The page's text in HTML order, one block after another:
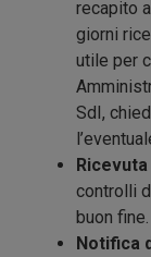
recapito
giorni
utile per
SdI,
controlli
buon fine.
Notifica